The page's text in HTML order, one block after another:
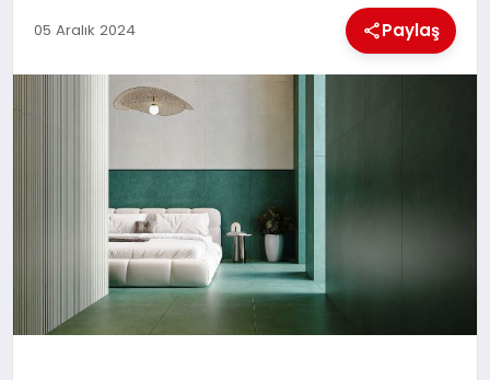
MAGAZIN
YEREL HABERLER
05 Aralık 2024 Paylaş